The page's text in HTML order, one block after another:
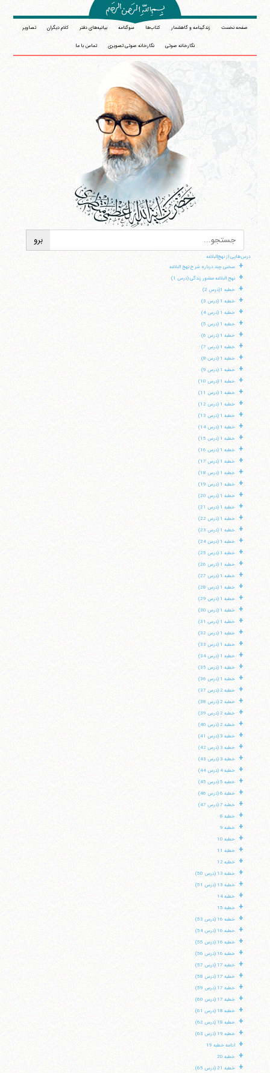
صفحه نخست زندگینامه و گاهشمار کتاب‌ها سوگنامه بیانیه‌های دفتر کلام دیگران تصاویر
نگارخانه صوتی نگارخانه صوتی تصویری تماس با ما
درس‌هایی از نهج‌البلاغه
+ سخنی چند درباره شرح نهج البلاغه
+ نهج البلاغه منشور زندگی (درس 1)
+ خطبه 1(درس 2)
+ خطبه 1 (درس 3)
+ خطبه 1 (درس 4)
+ خطبه 1 (درس 5)
+ خطبه 1 (درس 6)
+ خطبه 1 (درس 7)
+ خطبه 1 (درس 8)
+ خطبه 1 (درس 9)
+ خطبه 1 (درس 10)
+ خطبه 1 (درس 11)
+ خطبه 1 (درس 12)
+ خطبه 1 (درس 13)
+ خطبه 1 (درس 14)
+ خطبه 1 (درس 15)
+ خطبه 1 (درس 16)
+ خطبه 1 (درس 17)
+ خطبه 1 (درس 18)
+ خطبه 1 (درس 19)
+ خطبه 1 (درس 20)
+ خطبه 1 (درس 21)
+ خطبه 1 (درس 22)
+ خطبه 1 (درس 23)
+ خطبه 1 (درس 24)
+ خطبه 1 (درس 25)
+ خطبه 1 (درس 26)
+ خطبه 1 (درس 27)
+ خطبه 1 (درس 28)
+ خطبه 1 (درس 29)
+ خطبه 1 (درس 30)
+ خطبه 1 (درس 31)
+ خطبه 1 (درس 32)
+ خطبه 1 (درس 33)
+ خطبه 1 (درس 34)
+ خطبه 1 (درس 35)
+ خطبه 1 (درس 36)
+ خطبه 2 (درس 37)
+ خطبه 2 (درس 38)
+ خطبه 2 (درس 39)
+ خطبه 2 (درس 40)
+ خطبه 3 (درس 41)
+ خطبه 3 (درس 42)
+ خطبه 3 (درس 43)
+ خطبه 4 (درس 44)
+ خطبه 5 (درس 45)
+ خطبه 6 (درس 46)
+ خطبه 7 (درس 47)
+ خطبه 8
+ خطبه 9
+ خطبه 10
+ خطبه 11
+ خطبه 12
+ خطبه 13 (درس 50)
+ خطبه 13 (درس 51)
+ خطبه 14
+ خطبه 15
+ خطبه 16 (درس 53)
+ خطبه 16 (درس 54)
+ خطبه 16 (درس 55)
+ خطبه 16 (درس 56)
+ خطبه 17 (درس 57)
+ خطبه 17 (درس 58)
+ خطبه 17 (درس 59)
+ خطبه 17 (درس 60)
+ خطبه 18 (درس 61)
+ خطبه 18 (درس 62)
+ خطبه 19 (درس 63)
+ ادامه خطبه 19
+ خطبه 20
+ خطبه 21 (درس 65)